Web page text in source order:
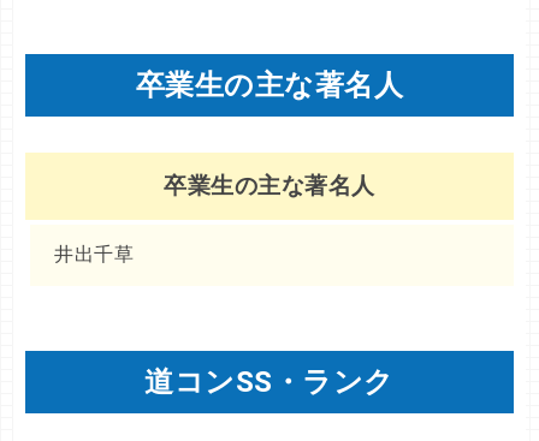
卒業生の主な著名人
卒業生の主な著名人
井出千草
道コンSS・ランク